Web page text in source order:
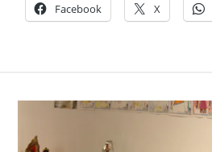
Facebook X